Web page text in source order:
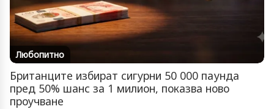
Любопитно
Британците избират сигурни 50 000 паунда
пред 50% шанс за 1 милион, показва ново
проучване